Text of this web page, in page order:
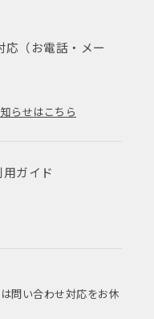
（お電話・メー
らせはこちら
用ガイド
問い合わせ対応をお休